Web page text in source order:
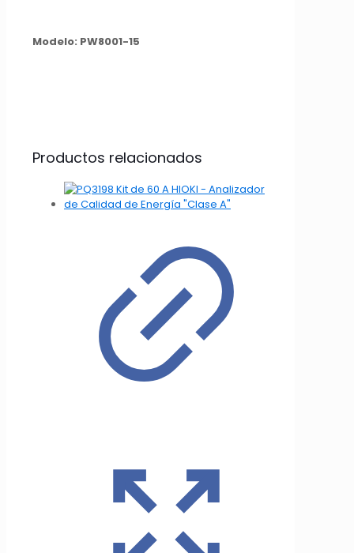
Modelo: PW8001-15
Productos relacionados